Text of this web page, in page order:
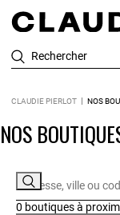
Rechercher
CLAUDIE PIERLOT NOS
NOS
0 boutiquesà